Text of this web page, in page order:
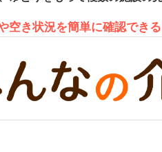
空き状況を簡単に確認できる